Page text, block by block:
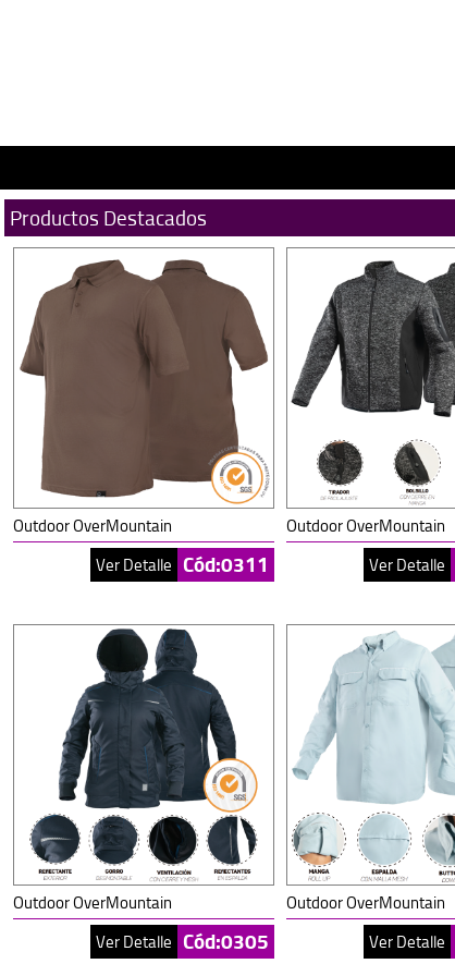
Productos Destacados
Outdoor OverMountain
Ver Detalle Cód:0311
Outdoor OverMountain
Ver Detalle
Outdoor OverMountain
Ver Detalle Cód:0305
Outdoor OverMountain
Ver Detalle